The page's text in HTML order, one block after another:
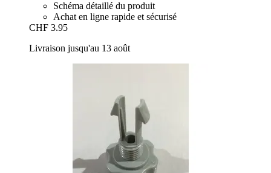
Schéma détaillé du produit
Achat en ligne rapide et sécurisé
CHF 3.95
Livraison jusqu'au 13 août